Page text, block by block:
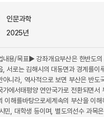
인문과학
2025년
내용/목표▶ 강좌개요부산은 한반도
, 서로는 김해시의 대동면과 경계를
아니라, 역사적으로 보면 부산은 반
가에서태평양 연안국가로 전환되면
이해를바탕으로세계속의 부산을 이
민, 대학생 등이며, 별도의선수 과목